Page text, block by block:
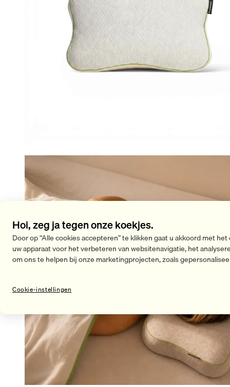
Hoi, zeg ja tegen onze koekjes.
Door op “Alle cookies accepteren” te klikken gaat u akkoord met
uw apparaat voor het verbeteren van websitenavigatie, het
om ons te helpen bij onze marketingprojecten, zoals
Cookie-instellingen